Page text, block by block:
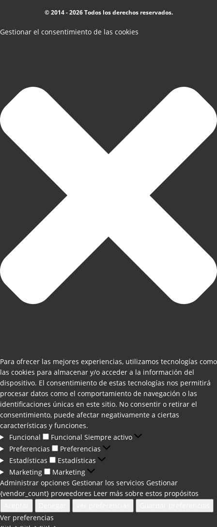
© 2014 - 2026 Todos los derechos reservados.
Gestionar el consentimiento de las cookies
Para ofrecer las mejores experiencias, utilizamos tecnologías como
las cookies para almacenar y/o acceder a la información del
dispositivo. El consentimiento de estas tecnologías nos permitirá
procesar datos como el comportamiento de navegación o las
identificaciones únicas en este sitio. No consentir o retirar el
consentimiento, puede afectar negativamente a ciertas
características y funciones.
Funcional
Funcional Siempre activo
Preferencias
Preferencias
Estadísticas
Estadísticas
Marketing
Marketing
Administrar opciones Gestionar los servicios Gestionar
{vendor_count} proveedores Leer más sobre estos propósitos
Ver preferencias